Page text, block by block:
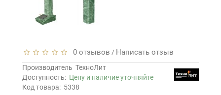
0 отзывов / Написать отзыв
Производитель ТехноЛит
Доступность: Цену и наличие уточняйте
Код товара: 5338